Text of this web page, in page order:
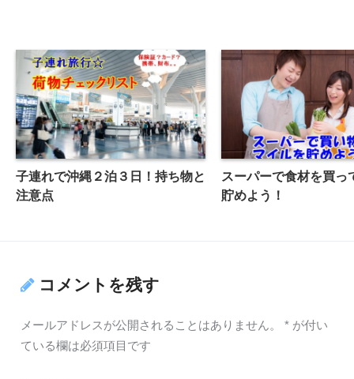
子連れで沖縄２泊３日！持ち物と
注意点
スーパーで食材を買っ
貯めよう！
コメントを残す
メールアドレスが公開されることはありません。 *が付い
ている欄は必須項目です